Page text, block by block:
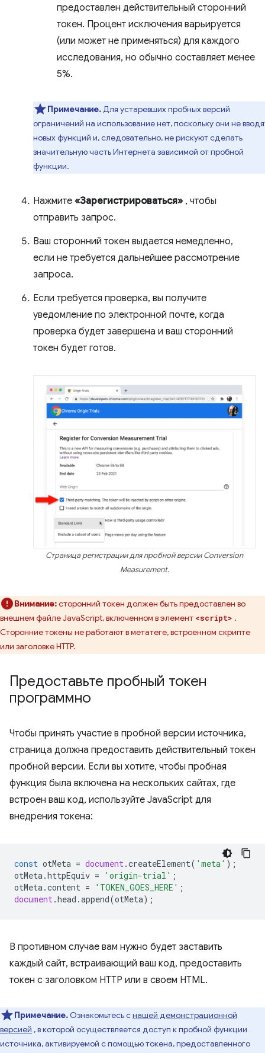
предоставлен действительный сторонний
токен. Процент исключения варьируется
(или может не применяться) для каждого
исследования, но обычно составляет менее
5%.
Примечание.Для устаревших пробных версий
ограничений на использование нет, поскольку они не
новых функций и, следовательно, не рискуют сделать
значительную часть Интернета зависимой от пробной
функции.
Нажмите «Зарегистрироваться» , чтобы
отправить запрос.
Ваш сторонний токен выдается немедленно,
если не требуется дальнейшее рассмотрение
запроса.
Если требуется проверка, вы получите
уведомление по электронной почте, когда
проверка будет завершена и ваш сторонний
токен будет готов.
Страница регистрации для пробной версии Conversion
Measurement.
Внимание:сторонний токен должен быть предоставлен во
внешнем файле JavaScript, включенном в элемент <script> .
Сторонние токены не работают в метатеге, встроенном скрипте
или заголовке HTTP.
Предоставьте пробный токен
программно
Чтобы принять участие в пробной версии источника,
страница должна предоставить действительный токен
пробной версии. Если вы хотите, чтобы пробная
функция была включена на нескольких сайтах, где
встроен ваш код, используйте JavaScript для
внедрения токена:
const otMeta = document.createElement( 'meta' );
otMeta.httpEquiv = 'origin-trial' ;
otMeta.content = 'TOKEN_GOES_HERE' ;
document.head .append(otMeta);
В противном случае вам нужно будет заставить
каждый сайт, встраивающий ваш код, предоставить
токен с заголовком HTTP или в своем HTML.
Примечание. Ознакомьтесь снашей демонстрационной
версией , в которой осуществляется доступ к пробной функции
источника, активируемой с помощью токена, предоставленного